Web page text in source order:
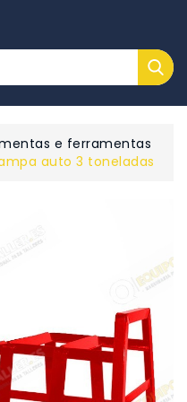
e ferramentas
auto 3 toneladas